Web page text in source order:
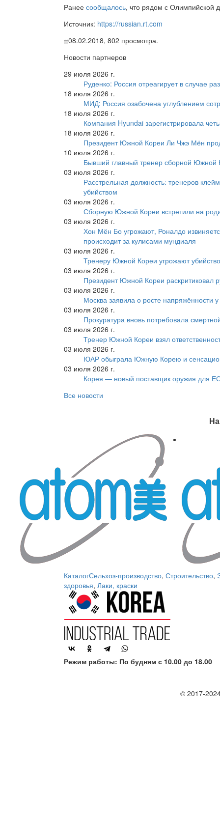
Ранее сообщалось, что рядом с Олимпийской
Источник: https://russian.rt.com
08.02.2018, 802 просмотра.
Новости партнеров
29 июля 2026 г.
Руденко: Россия отреагирует в случае
18 июля 2026 г.
МИД: Россия озабочена углублением
18 июля 2026 г.
Компания Hyundai зарегистрировала
18 июля 2026 г.
Президент Южной Кореи Ли Чжэ Мён
10 июля 2026 г.
Бывший главный тренер сборной Южной
03 июля 2026 г.
Расстрельная должность: тренеров
убийством
03 июля 2026 г.
Сборную Южной Кореи встретили на
03 июля 2026 г.
Хон Мён Бо угрожают, Роналдо
происходит за кулисами мундиаля
03 июля 2026 г.
Тренеру Южной Кореи угрожают
03 июля 2026 г.
Президент Южной Кореи раскритиковал
03 июля 2026 г.
Москва заявила о росте
03 июля 2026 г.
Прокуратура вновь потребовала
03 июля 2026 г.
Тренер Южной Кореи взял
03 июля 2026 г.
ЮАР обыграла Южную Корею и
03 июля 2026 г.
Корея — новый поставщик оружия для
Все новости
КаталогСельхоз-производство, Строительство,
здоровья, Лаки, краски
Режим работы: По будням с 10.00 до 18.00
© 2017-